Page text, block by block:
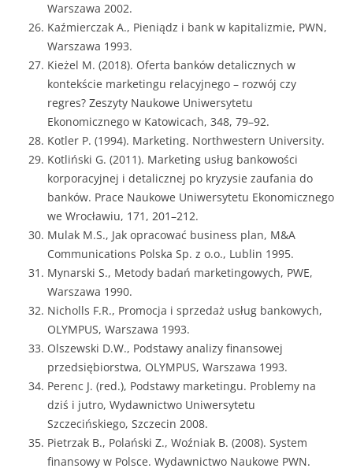
Warszawa 2002.
Kaźmierczak A., Pieniądz i bank w kapitalizmie, PWN,
Warszawa 1993.
Kieżel M. (2018). Oferta banków detalicznych w
kontekście marketingu relacyjnego – rozwój czy
regres? Zeszyty Naukowe Uniwersytetu
Ekonomicznego w Katowicach, 348, 79–92.
Kotler P. (1994). Marketing. Northwestern University.
Kotliński G. (2011). Marketing usług bankowości
korporacyjnej i detalicznej po kryzysie zaufania do
banków. Prace Naukowe Uniwersytetu Ekonomicznego
we Wrocławiu, 171, 201–212.
Mulak M.S., Jak opracować business plan, M&A
Communications Polska Sp. z o.o., Lublin 1995.
Mynarski S., Metody badań marketingowych, PWE,
Warszawa 1990.
Nicholls F.R., Promocja i sprzedaż usług bankowych,
OLYMPUS, Warszawa 1993.
Olszewski D.W., Podstawy analizy finansowej
przedsiębiorstwa, OLYMPUS, Warszawa 1993.
Perenc J. (red.), Podstawy marketingu. Problemy na
dziś i jutro, Wydawnictwo Uniwersytetu
Szczecińskiego, Szczecin 2008.
Pietrzak B., Polański Z., Woźniak B. (2008). System
finansowy w Polsce. Wydawnictwo Naukowe PWN.